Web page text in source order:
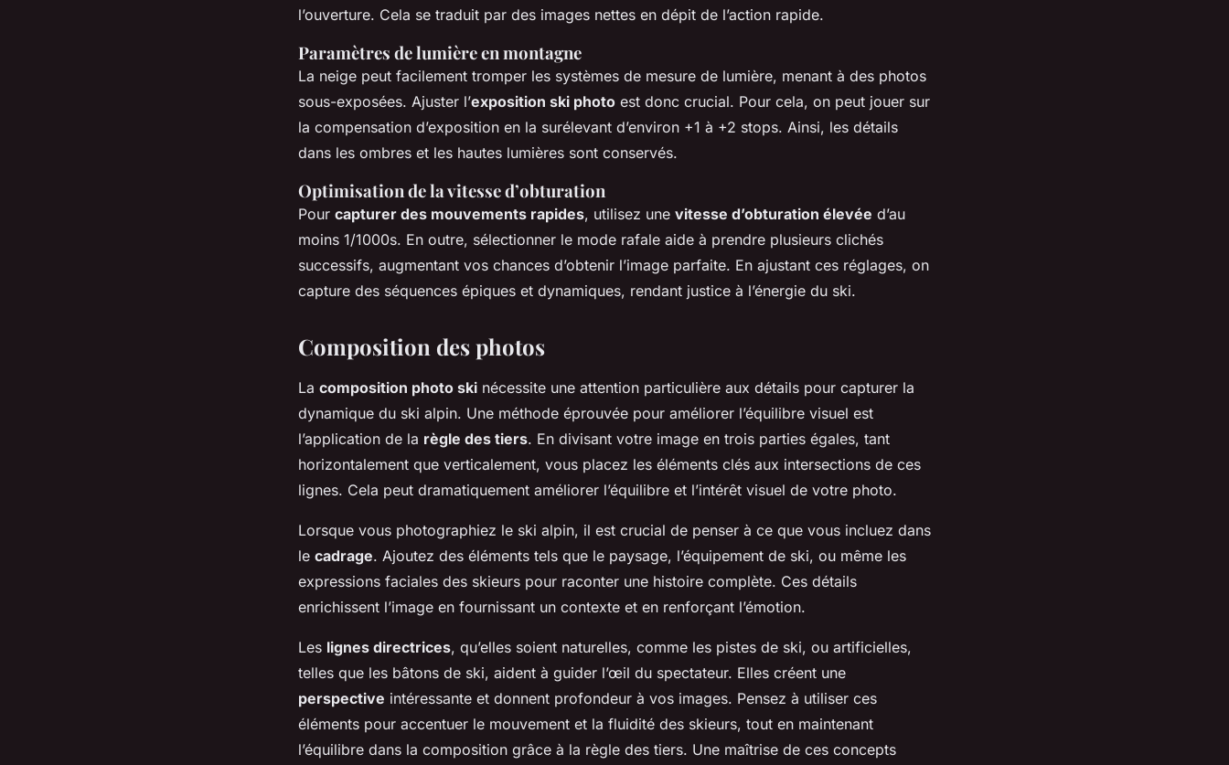
l’ouverture. Cela se traduit par des images nettes en dépit de l’action rapide.
Paramètres de lumière en montagne
La neige peut facilement tromper les systèmes de mesure de lumière, menant à des photos
sous-exposées. Ajuster l’exposition ski photo est donc crucial. Pour cela, on peut jouer sur
la compensation d’exposition en la surélevant d’environ +1 à +2 stops. Ainsi, les détails
dans les ombres et les hautes lumières sont conservés.
Optimisation de la vitesse d’obturation
Pour ⁣ capturer des mouvements rapides, utilisez une ⁣ vitesse d’obturation élevée d’au
moins 1/1000s. En outre, sélectionner le mode rafale aide à prendre plusieurs clichés
successifs, augmentant vos chances d’obtenir l’image parfaite. En ajustant ces réglages, on
capture des séquences épiques et dynamiques, rendant justice à l’énergie du ski.
Composition des photos
La composition photo ski nécessite une attention particulière aux détails pour capturer la
dynamique du ski alpin. Une méthode éprouvée pour améliorer l’équilibre visuel est
l’application de la règle des tiers. En divisant votre image en trois parties égales, tant
horizontalement que verticalement, vous placez les éléments clés aux intersections de ces
lignes. Cela peut dramatiquement améliorer l’équilibre et l’intérêt visuel de votre photo.
Lorsque vous photographiez le ski alpin, il est crucial de penser à ce que vous incluez dans
le cadrage. Ajoutez des éléments tels que le paysage, l’équipement de ski, ou même les
expressions faciales des skieurs pour raconter une histoire complète. Ces détails
enrichissent l’image en fournissant un contexte et en renforçant l’émotion.
Les lignes directrices, qu’elles soient naturelles, comme les pistes de ski, ou artificielles,
telles que les bâtons de ski, aident à guider l’œil du spectateur. Elles créent une
perspective intéressante et donnent profondeur à vos images. Pensez à utiliser ces
éléments pour accentuer le mouvement et la fluidité des skieurs, tout en maintenant
l’équilibre dans la composition grâce à la règle des tiers. Une maîtrise de ces concepts